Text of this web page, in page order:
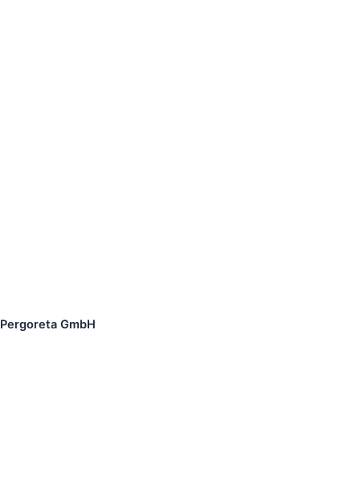
Pergoreta GmbH